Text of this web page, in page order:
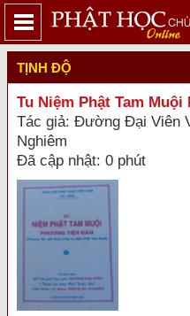
TỊNH ĐỘ
Tu Niệm Phật Tam
Tác giả: Đường Đại Viên
Nghiêm
Đã cập nhật: 0 phút